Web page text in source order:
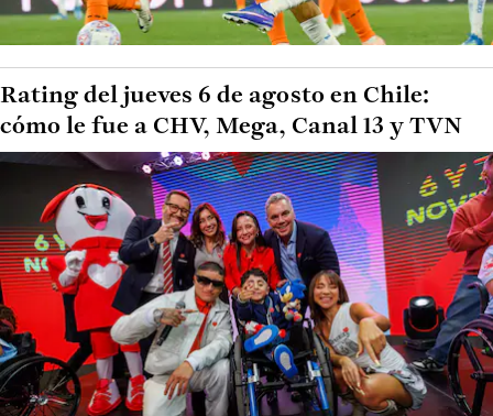
Rating del jueves 6 de agosto en Chile:
cómo le fue a CHV, Mega, Canal 13 y TVN